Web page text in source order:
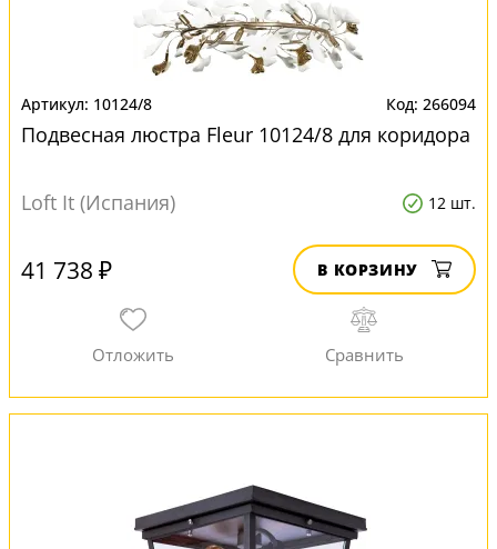
10124/8 266094
Подвесная люстра Fleur 10124/8 для коридора
Loft It (Испания) 12 шт.
41 738 ₽ В КОРЗИНУ